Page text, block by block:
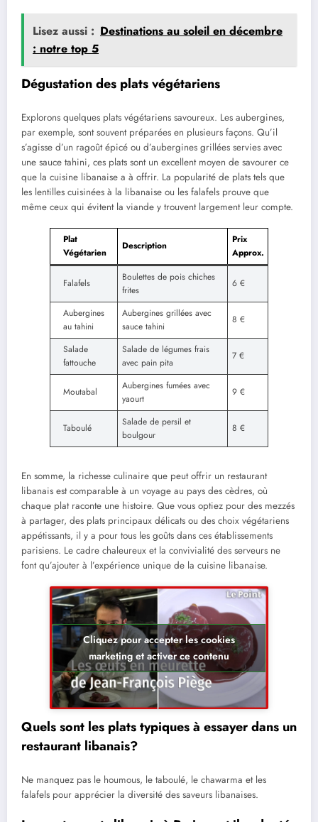
Lisez aussi : Destinations au soleil en décembre
: notre top 5
Dégustation des plats végétariens
Explorons quelques plats végétariens savoureux. Les aubergines,
par exemple, sont souvent préparées en plusieurs façons. Qu’il
s’agisse d’un ragoût épicé ou d’aubergines grillées servies avec
une sauce tahini, ces plats sont un excellent moyen de savourer ce
que la cuisine libanaise a à offrir. La popularité de plats tels que
les lentilles cuisinées à la libanaise ou les falafels prouve que
même ceux qui évitent la viande y trouvent largement leur compte.
Plat
Végétarien
Description
Prix
Approx.
Falafels
Boulettes de pois chiches
frites
6 €
Aubergines
au tahini
Aubergines grillées avec
sauce tahini
8 €
Salade
fattouche
Salade de légumes frais
avec pain pita
7 €
Moutabal
Aubergines fumées avec
yaourt
9 €
Taboulé
Salade de persil et
boulgour
8 €
En somme, la richesse culinaire que peut offrir un restaurant
libanais est comparable à un voyage au pays des cèdres, où
chaque plat raconte une histoire. Que vous optiez pour des mezzés
à partager, des plats principaux délicats ou des choix végétariens
appétissants, il y a pour tous les goûts dans ces établissements
parisiens. Le cadre chaleureux et la convivialité des serveurs ne
font qu’ajouter à l’expérience unique de la cuisine libanaise.
Cliquez pour accepter les cookies
marketing et activer ce contenu
Quels sont les plats typiques à essayer dans un
restaurant libanais?
Ne manquez pas le houmous, le taboulé, le chawarma et les
falafels pour apprécier la diversité des saveurs libanaises.